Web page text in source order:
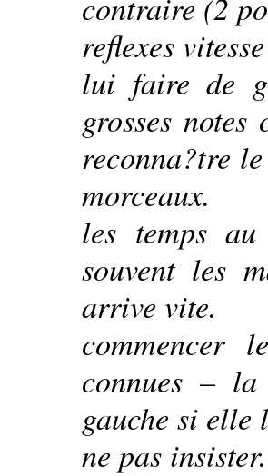
reflexes
lui faire de
grosses
reconna?tre
morceaux.
les temps
souvent les
arrive vite.
commencer
connues –
gauche si elle
ne pas